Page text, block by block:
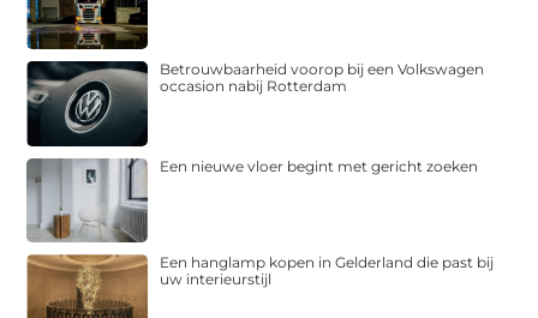
Betrouwbaarheid voorop bij een Volkswagen
occasion nabij Rotterdam
Een nieuwe vloer begint met gericht zoeken
Een hanglamp kopen in Gelderland die past bij
uw interieurstijl